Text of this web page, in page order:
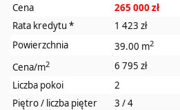
Cena
265 000 zł
Rata kredytu*
1 423 zł
Powierzchnia
39.00 m2
Cena/m2
6 795 zł
Liczba pokoi
2
Piętro / liczba pięter
3 / 4